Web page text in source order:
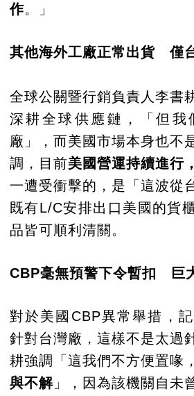
作。」
其他海外工廠正常出貨 僅
全球公關暨行銷負責人李書
深耕全球供應鏈，「但我
廠」，而美國市場本身也不
調，目前美國營運持續進行
一遭受衝擊的，是「這波從
既有L/C安排出口美國的貨
品皆可順利清關。
CBP毫無預警下令暫扣 巨
對於美國CBP異常舉措，
針對台灣廠，這樣不是太過
耕強調「這我們不方便置喙
與不解」，因為該機關自未